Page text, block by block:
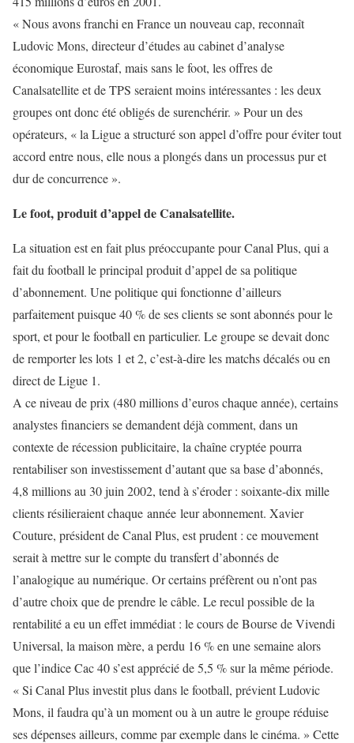
« Nous avons franchi en France un nouveau cap, reconnaît
Ludovic Mons, directeur d’études au cabinet d’analyse
économique Eurostaf, mais sans le foot, les offres de
Canalsatellite et de TPS seraient moins intéressantes : les deux
groupes ont donc été obligés de surenchérir. » Pour un des
opérateurs, « la Ligue a structuré son appel d’offre pour éviter tout
accord entre nous, elle nous a plongés dans un processus pur et
dur de concurrence ».
Le foot, produit d’appel de Canalsatellite.
La situation est en fait plus préoccupante pour Canal Plus, qui a
fait du football le principal produit d’appel de sa politique
d’abonnement. Une politique qui fonctionne d’ailleurs
parfaitement puisque 40 % de ses clients se sont abonnés pour le
sport, et pour le football en particulier. Le groupe se devait donc
de remporter les lots 1 et 2, c’est-à-dire les matchs décalés ou en
direct de Ligue 1.
A ce niveau de prix (480 millions d’euros chaque année), certains
analystes financiers se demandent déjà comment, dans un
contexte de récession publicitaire, la chaîne cryptée pourra
rentabiliser son investissement d’autant que sa base d’abonnés,
4,8 millions au 30 juin 2002, tend à s’éroder : soixante-dix mille
clients résilieraient chaque année leur abonnement. Xavier
Couture, président de Canal Plus, est prudent : ce mouvement
serait à mettre sur le compte du transfert d’abonnés de
l’analogique au numérique. Or certains préfèrent ou n’ont pas
d’autre choix que de prendre le câble. Le recul possible de la
rentabilité a eu un effet immédiat : le cours de Bourse de Vivendi
Universal, la maison mère, a perdu 16 % en une semaine alors
que l’indice Cac 40 s’est apprécié de 5,5 % sur la même période.
« Si Canal Plus investit plus dans le football, prévient Ludovic
Mons, il faudra qu’à un moment ou à un autre le groupe réduise
ses dépenses ailleurs, comme par exemple dans le cinéma. » Cette